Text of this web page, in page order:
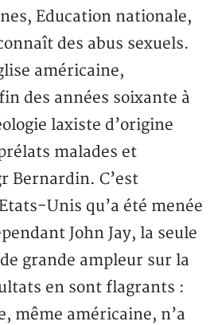
Education nationale,
des abus sexuels.
américaine,
des années soixante à
laxiste d’origine
malades et
Bernardin. C’est
Unis qu’a été menée
John Jay, la seule
grande ampleur sur la
en sont flagrants :
même américaine, n’a